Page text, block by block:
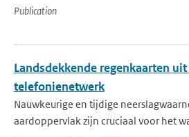
Publication
Landsdekkende regenkaarten
telefonienetwerk
Nauwkeurige en tijdige
aardoppervlak zijn cruciaal voor het